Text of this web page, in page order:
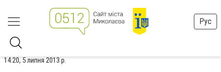
Рус
14:20, 5 липня 2013 р.